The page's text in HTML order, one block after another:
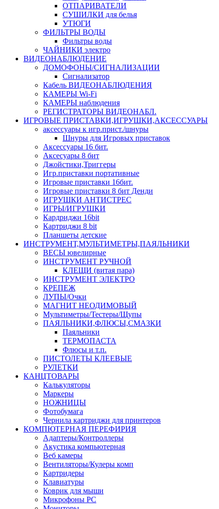
ОТПАРИВАТЕЛИ
СУШИЛКИ для белья
УТЮГИ
ФИЛЬТРЫ ВОДЫ
Фильтры воды
ЧАЙНИКИ электро
ВИДЕОНАБЛЮДЕНИЕ
ДОМОФОНЫ/СИГНАЛИЗАЦИИ
Сигнализатор
Кабель ВИДЕОНАБЛЮДЕНИЯ
КАМЕРЫ Wi-Fi
КАМЕРЫ наблюдения
РЕГИСТРАТОРЫ ВИДЕОНАБЛ.
ИГРОВЫЕ ПРИСТАВКИ,ИГРУШКИ,АКСЕССУАРЫ
аксесcуары к игр.прист./шнуры
Шнуры для Игровых приставок
Аксессуары 16 бит.
Аксесуары 8 бит
Джойстики,Триггеры
Игр.приставки портативные
Игровые приставки 16бит.
Игровые приставки 8 бит Денди
ИГРУШКИ АНТИСТРЕС
ИГРЫ/ИГРУШКИ
Кардриджи 16bit
Картриджи 8 bit
Планшеты детские
ИНСТРУМЕНТ,МУЛЬТИМЕТРЫ,ПАЯЛЬНИКИ
ВЕСЫ ювелирные
ИНСТРУМЕНТ РУЧНОЙ
КЛЕЩИ (витая пара)
ИНСТРУМЕНТ ЭЛЕКТРО
КРЕПЕЖ
ЛУПЫ/Очки
МАГНИТ НЕОДИМОВЫЙ
Мультиметры/Тестеры/Щупы
ПАЯЛЬНИКИ,ФЛЮСЫ,СМАЗКИ
Паяльники
ТЕРМОПАСТА
Флюсы и т.п.
ПИСТОЛЕТЫ КЛЕЕВЫЕ
РУЛЕТКИ
КАНЦТОВАРЫ
Калькуляторы
Маркеры
НОЖНИЦЫ
Фотобумага
Чернила картриджи для принтеров
КОМПЮТЕРНАЯ ПЕРЕФИРИЯ
Адаптеры/Контроллеры
Акустика компьютерная
Веб камеры
Вентиляторы/Кулеры комп
Картридеры
Клавиатуры
Коврик для мыши
Микрофоны PC